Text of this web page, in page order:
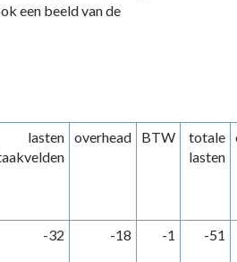
een beeld van de
lasten overhead BTW
totale
lasten
-32 -18 -1 -51